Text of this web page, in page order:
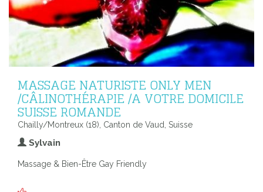
MASSAGE NATURISTE ONLY MEN
/CÂLINOTHÉRAPIE /A VOTRE DOMICILE
SUISSE ROMANDE
Chailly/Montreux (18), Canton de Vaud, Suisse
Sylvain
Massage & Bien-Être Gay Friendly